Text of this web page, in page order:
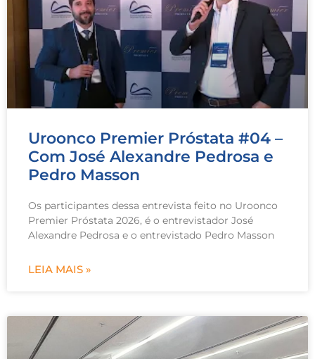
Uroonco Premier Próstata #04 –
Com José Alexandre Pedrosa e
Pedro Masson
Os participantes dessa entrevista feito no Uroonco
Premier Próstata 2026, é o entrevistador José
Alexandre Pedrosa e o entrevistado Pedro Masson
LEIA MAIS »